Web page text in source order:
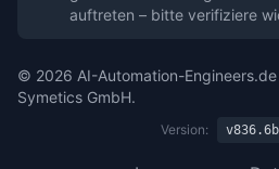
auftreten – bitte verifiziere
© 2026 AI-Automation-
Symetics GmbH.
Version: